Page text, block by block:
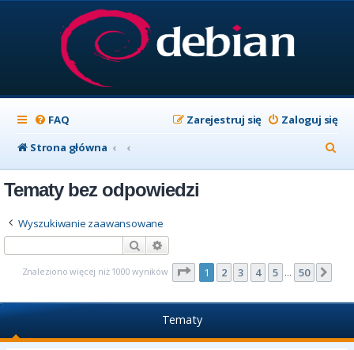
FAQ Zaloguj się
Zarejestruj się
Strona główna
z
Tematy bez odpowiedzi
Wyszukiwanie zaawansowane
Szukaj
Znaleziono więcej niż 1000 wyników Strona z50
1 2 3 4 5 … 50
Tematy